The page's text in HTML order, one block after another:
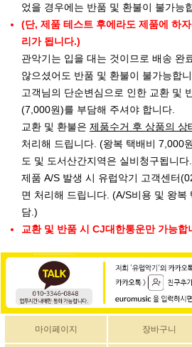
었을 경우에는 반품 및 환불이 불가능
(단, 제품 테스트 후에라도 제품에 하
리가 됩니다.)
관악기는 입을 대는 것이므로 배송 완
않으셨어도 반품 및 환불이 불가능합니
고객님의 단순변심으로 인한 교환 및
(7,000원)를 부담해 주셔야 합니다.
교환 및 환불은 제품수거 후 상품의 상
처리해 드립니다. (왕복 택배비 7,000
도 및 도서산간지역은 실비청구됩니다
제품 A/S 발생 시 유럽악기 고객센터
면 처리해 드립니다. (A/S비용 및 왕복
담.)
교환 및 반품 시 CJ대한통운만 가능합
마이페이지 장바구니